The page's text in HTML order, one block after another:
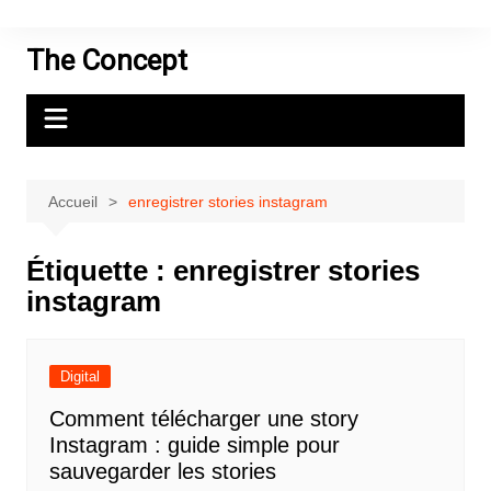
contenuThe Concept
Accueil enregistrer stories instagram
Étiquette : enregistrer stories
instagram
Digital
Comment télécharger une story
Instagram : guide simple pour
sauvegarder les stories